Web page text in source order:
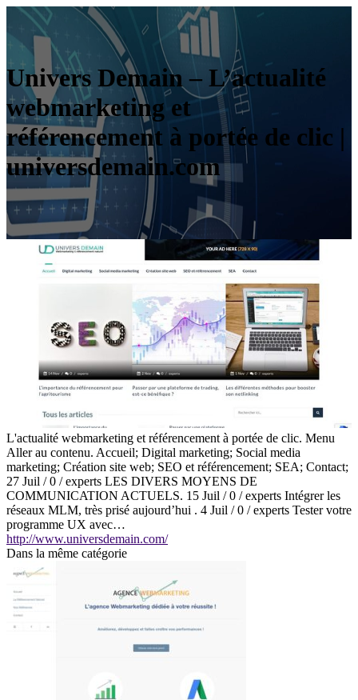
Univers Demain – L’actualité
webmarketing et
référencement à portée de clic |
universdemain.com
L'actualité webmarketing et référencement à portée de clic. Menu
Aller au contenu. Accueil; Digital marketing; Social media
marketing; Création site web; SEO et référencement; SEA; Contact;
27 Juil / 0 / experts LES DIVERS MOYENS DE
COMMUNICATION ACTUELS. 15 Juil / 0 / experts Intégrer les
réseaux MLM, très prisé aujourd’hui . 4 Juil / 0 / experts Tester votre
programme UX avec…
http://www.universdemain.com/
Dans la même catégorie